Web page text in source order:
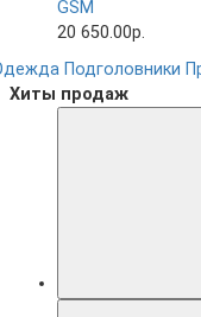
GSM
20 650.00р.
Подголовники
Хиты продаж